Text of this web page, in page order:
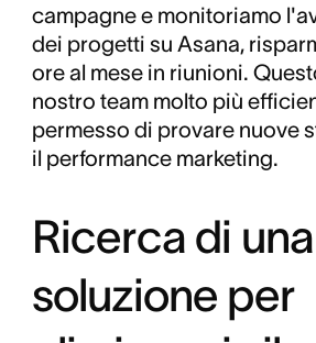
campagne e monitoriamo
dei progetti su Asana,
ore al mese in riunioni.
nostro team molto più
permesso di provare nuove
il performance marketing.
Ricerca di una
soluzione per